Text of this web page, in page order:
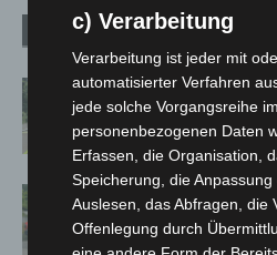
Verwandte Artikel Mehr vom
Brand im
Region
Kreuz
c) Verarbeitung
Verarbeitung ist jeder mit
automatisierter Verfahren
jede solche Vorgangsreihe
personenbezogenen Daten
Erfassen, die Organisation,
Speicherung, die
Auslesen, das Abfragen, die
Offenlegung durch